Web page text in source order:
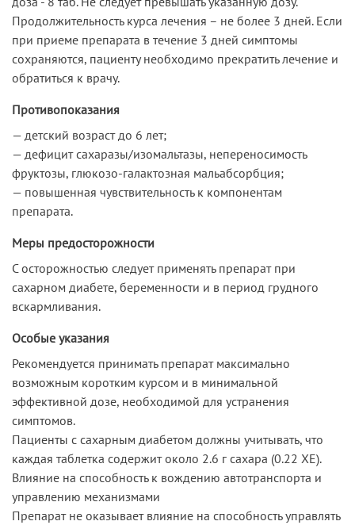
Продолжительность курса лечения – не более 3 дней. Если
при приеме препарата в течение 3 дней симптомы
сохраняются, пациенту необходимо прекратить лечение и
обратиться к врачу.
Противопоказания
— детский возраст до 6 лет;
— дефицит сахаразы/изомальтазы, непереносимость
фруктозы, глюкозо-галактозная мальабсорбция;
— повышенная чувствительность к компонентам
препарата.
Меры предосторожности
С осторожностью следует применять препарат при
сахарном диабете, беременности и в период грудного
вскармливания.
Особые указания
Рекомендуется принимать препарат максимально
возможным коротким курсом и в минимальной
эффективной дозе, необходимой для устранения
симптомов.
Пациенты с сахарным диабетом должны учитывать, что
каждая таблетка содержит около 2.6 г сахара (0.22 ХЕ).
Влияние на способность к вождению автотранспорта и
управлению механизмами
Препарат не оказывает влияние на способность управлять